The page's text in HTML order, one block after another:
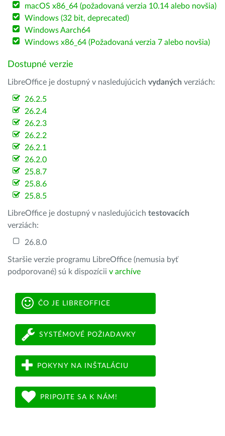
macOS x86_64 (požadovaná verzia 10.14 alebo novšia)
Windows (32 bit, deprecated)
Windows Aarch64
Windows x86_64 (Požadovaná verzia 7 alebo novšia)
Dostupné verzie
LibreOffice je dostupný v nasledujúcich vydaných verziách:
26.2.5
26.2.4
26.2.3
26.2.2
26.2.1
26.2.0
25.8.7
25.8.6
25.8.5
LibreOffice je dostupný v nasledujúcich testovacích
verziách:
26.8.0
Staršie verzie programu LibreOffice (nemusia byť
podporované) sú k dispozícii v archíve
ČO JE LIBREOFFICE
SYSTÉMOVÉ POŽIADAVKY
POKYNY NA INŠTALÁCIU
PRIPOJTE SA K NÁM!